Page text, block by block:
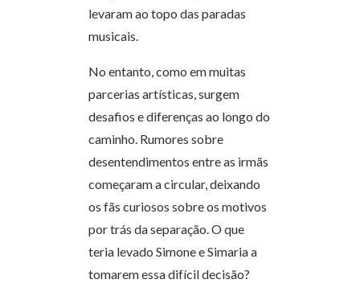
levaram ao topo das paradas
musicais.
No entanto, como em muitas
parcerias artísticas, surgem
desafios e diferenças ao longo do
caminho. Rumores sobre
desentendimentos entre as irmãs
começaram a circular, deixando
os fãs curiosos sobre os motivos
por trás da separação. O que
teria levado Simone e Simaria a
tomarem essa difícil decisão?